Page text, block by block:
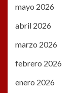
mayo 2026
abril 2026
marzo 2026
febrero 2026
enero 2026